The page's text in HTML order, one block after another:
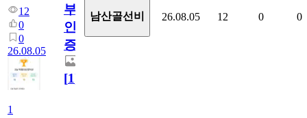
12
0
0
26.08.05
1
부
인
증
[1]
남산골선비 26.08.05 12 0 0